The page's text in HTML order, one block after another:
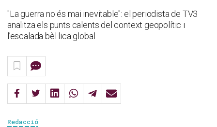
"La guerra no és mai inevitable": el periodista de TV3
analitza els punts calents del context geopolític i
l’escalada bèl·lica global
Redacció